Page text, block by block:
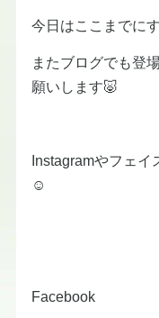
今日はここまでに
またブログでも登
願いします🐷
Instagramやフェイ
☺
Facebook